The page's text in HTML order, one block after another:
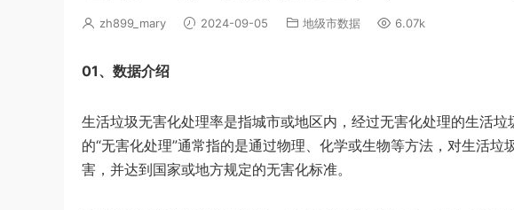
zh899_mary 2024-09-05 地级市数据 6.07k
01、数据介绍
生活垃圾无害化处理率是指城市或地区内，经过无害化处理的生活
的“无害化处理”通常指的是通过物理、化学或生物等方法，对生活
害，并达到国家或地方规定的无害化标准。